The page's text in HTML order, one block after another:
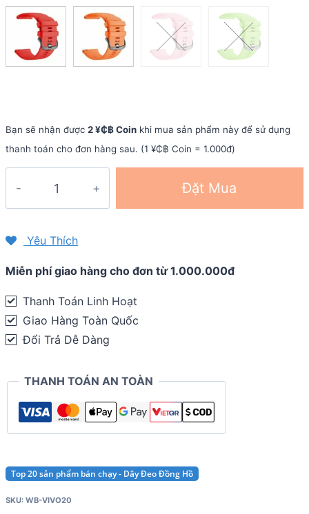
Bạn sẽ nhận được 2 ¥₵฿ Coin khi mua sản phẩm này để sử dụng
thanh toán cho đơn hàng sau. (1 ¥₵฿ Coin = 1.000đ)
Quick
Vivo
20mm
-
Garmin
Forerunner
245
645
Venu
Đặt Mua
Yêu Thích
Miễn phí giao hàng cho đơn từ 1.000.000đ
Thanh Toán Linh Hoạt
Giao Hàng Toàn Quốc
Đổi Trả Dễ Dàng
THANH TOÁN AN TOÀN
Top 20 sản phẩm bán chạy - Dây Đeo Đồng Hồ
SKU: WB-VIVO20